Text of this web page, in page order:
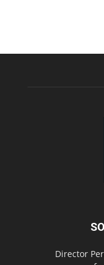
Director